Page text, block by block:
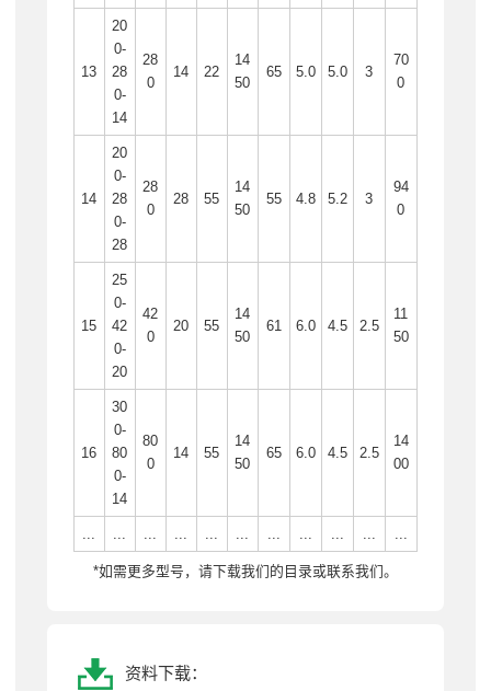
13
20
0-
28
0-
14
28
0
14 22
14
50
65 5.0 5.0 3
70
0
14
20
0-
28
0-
28
28
0
28 55
14
50
55 4.8 5.2 3
94
0
15
25
0-
42
0-
20
42
0
20 55
14
50
61 6.0 4.5 2.5
11
50
16
30
0-
80
0-
14
80
0
14 55
14
50
65 6.0 4.5 2.5
14
00
*如需更多型号，请下载我们的目录或联系我们。
资料下载：